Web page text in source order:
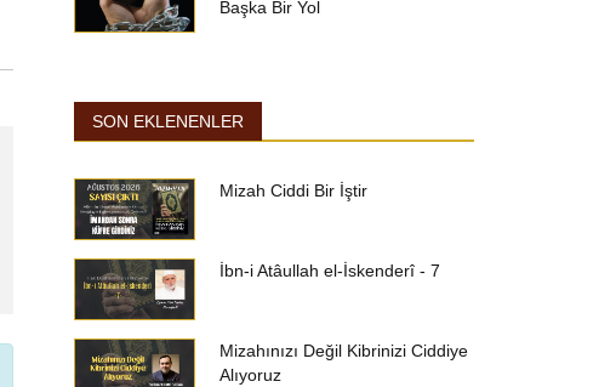
Başka Bir Yol
SON EKLENENLER
Mizah Ciddi Bir İştir
İbn-i Atâullah el-İskenderî - 7
Mizahınızı Değil Kibrinizi Ciddiye
Alıyoruz